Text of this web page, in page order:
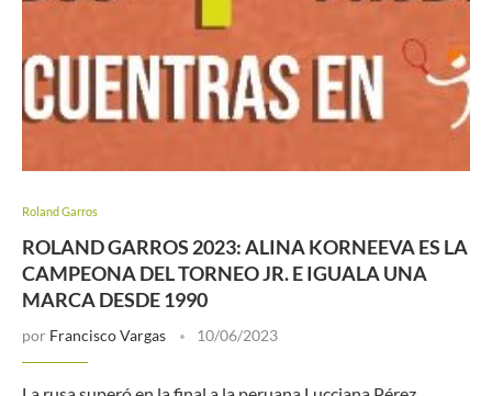
Roland Garros
ROLAND GARROS 2023: ALINA KORNEEVA ES LA
CAMPEONA DEL TORNEO JR. E IGUALA UNA
MARCA DESDE 1990
por Francisco Vargas 10/06/2023